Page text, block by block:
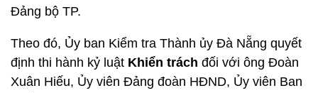
Đảng bộ TP.
Theo đó, Ủy ban Kiểm tra Thành ủy Đà Nẵng quyết
định thi hành kỷ luật Khiển trách đối với ông Đoàn
Xuân Hiếu, Ủy viên Đảng đoàn HĐND, Ủy viên Ban